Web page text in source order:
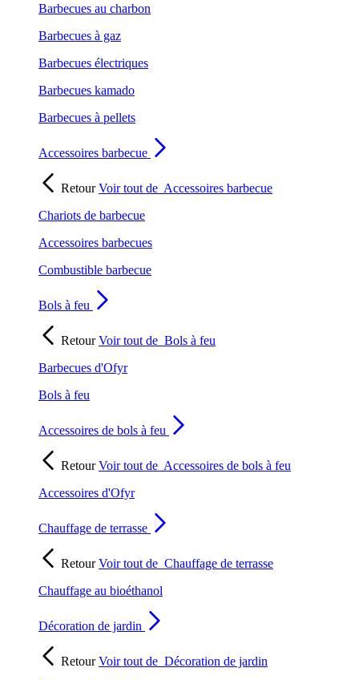
Barbecues au charbon
Barbecues à gaz
Barbecues électriques
Barbecues kamado
Barbecues à pellets
Accessoires barbecue
RetourVoir tout de Accessoires barbecue
Chariots de barbecue
Accessoires barbecues
Combustible barbecue
Bols à feu
RetourVoir tout de Bols à feu
Barbecues d'Ofyr
Bols à feu
Accessoires de bols à feu
RetourVoir tout de Accessoires de bols à feu
Accessoires d'Ofyr
Chauffage de terrasse
RetourVoir tout de Chauffage de terrasse
Chauffage au bioéthanol
Décoration de jardin
RetourVoir tout de Décoration de jardin